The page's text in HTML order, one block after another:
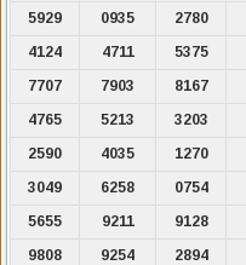
5929
0935 2780
4124
4711 5375
7707
7903 8167
4765
5213 3203
2590
4035 1270
3049
6258 0754
5655
9211 9128
9808
9254 2894